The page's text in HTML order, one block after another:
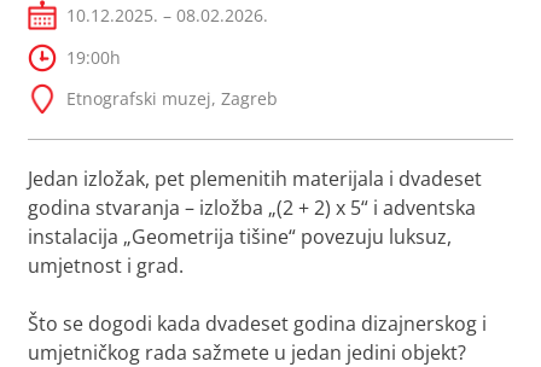
10.12.2025. – 08.02.2026.
19:00h
Etnografski muzej, Zagreb
Jedan izložak, pet plemenitih materijala i dvadeset
godina stvaranja – izložba „(2 + 2) x 5“ i adventska
instalacija „Geometrija tišine“ povezuju luksuz,
umjetnost i grad.
Što se dogodi kada dvadeset godina dizajnerskog i
umjetničkog rada sažmete u jedan jedini objekt?